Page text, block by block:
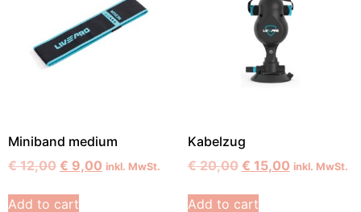
Miniband medium
€12,00 € 9,00 inkl. MwSt.
Add to cart
Kabelzug
€20,00 € 15,00 inkl. MwSt.
Add to cart